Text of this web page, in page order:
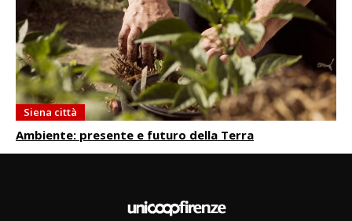
Siena città
Ambiente: presente e futuro della Terra